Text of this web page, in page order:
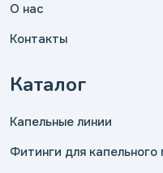
О нас
Контакты
Каталог
Капельные линии
Фитинги для капельного